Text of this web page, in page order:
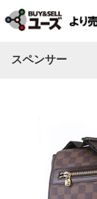
スペンサー